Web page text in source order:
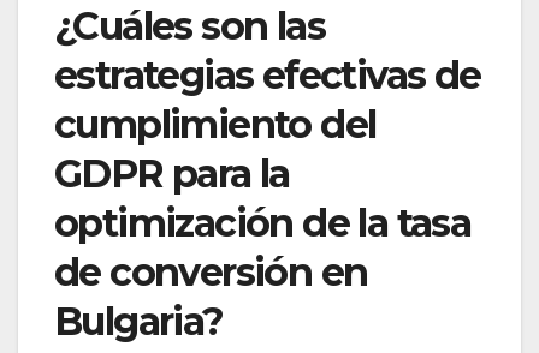
¿Cuáles son las
estrategias efectivas de
cumplimiento del
GDPR para la
optimización de la tasa
de conversión en
Bulgaria?